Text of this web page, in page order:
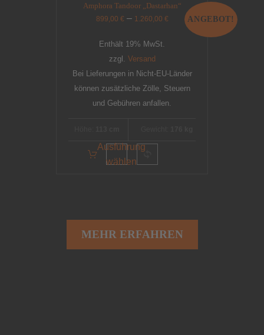
ANGEBOT!
Amphora Tandoor „Dastarhan“
899,00 € – 1.260,00 €
Enthält 19% MwSt.
zzgl. Versand
Bei Lieferungen in Nicht-EU-Länder
können zusätzliche Zölle, Steuern
und Gebühren anfallen.
Ausführung
wählen
MEHR ERFAHREN